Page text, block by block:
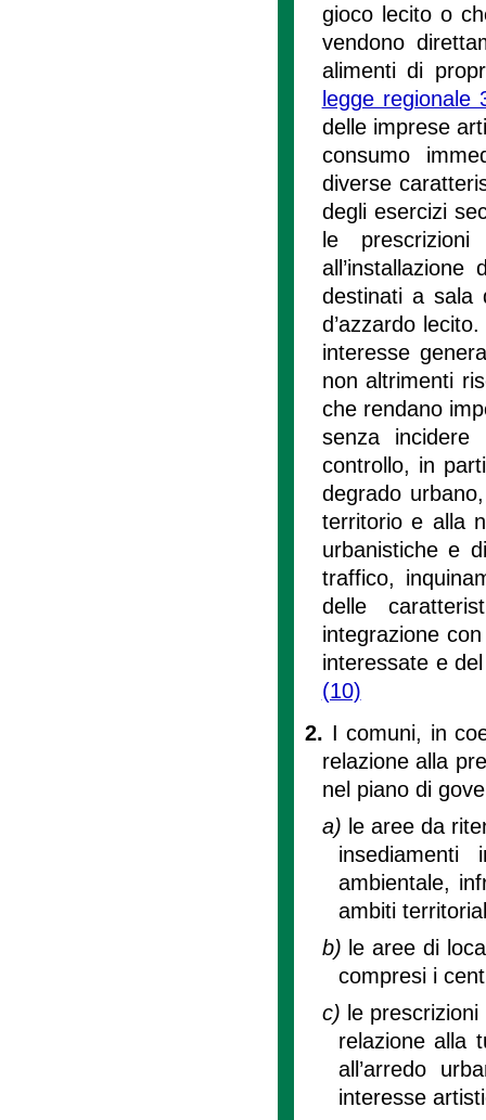
gioco lecito o
vendono
alimenti di
legge
delle imprese
consumo
diverse
degli esercizi
le
destinati a sala
d’azzardo
interesse
non altrimenti
che rendano
senza
controllo, in
degrado
territorio e alla
urbanistiche e
traffico,
delle
integrazione
interessate e
(10)
2. I comuni, in
relazione alla
nel piano di
a) le aree da
insediamenti
ambientale,
ambiti
b) le aree di
compresi i
c) le
relazione alla
all’arredo
interesse